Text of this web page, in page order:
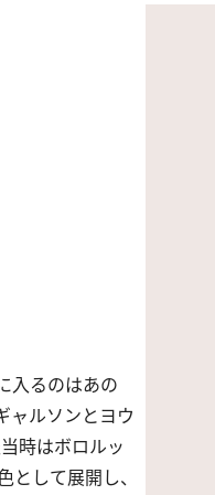
入るのはあの
ャルソンとヨウ
時はボロルッ
して展開し、